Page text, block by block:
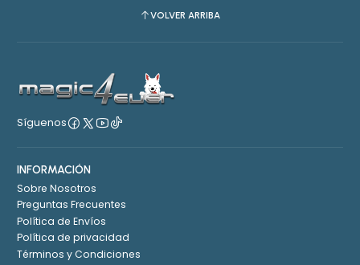
VOLVER ARRIBA
Síguenos
INFORMACIÓN
Sobre Nosotros
Preguntas Frecuentes
Política de Envíos
Política de privacidad
Términos y Condiciones